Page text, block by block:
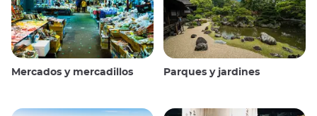
Mercados y mercadillos Parques y jardines